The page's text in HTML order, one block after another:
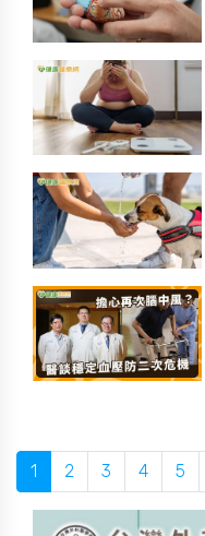
1 2 3 4 5